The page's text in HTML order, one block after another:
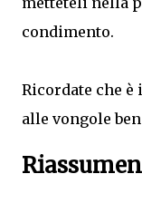
condimento.
Ricordate che
alle vongole